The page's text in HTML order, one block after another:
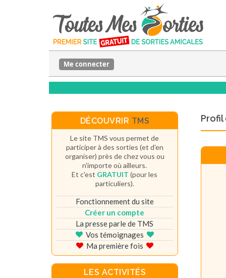
Me connecter
DÉCOUVRIR TMS
Le site TMS vous permet de
participer à des sorties (et d'en
organiser) près de chez vous ou
n'importe où ailleurs.
Et c'est GRATUIT (pour les
particuliers).
Fonctionnement du site
Créer un compte
La presse parle de TMS
Vos témoignages
Ma première fois
LES ACTIVITÉS